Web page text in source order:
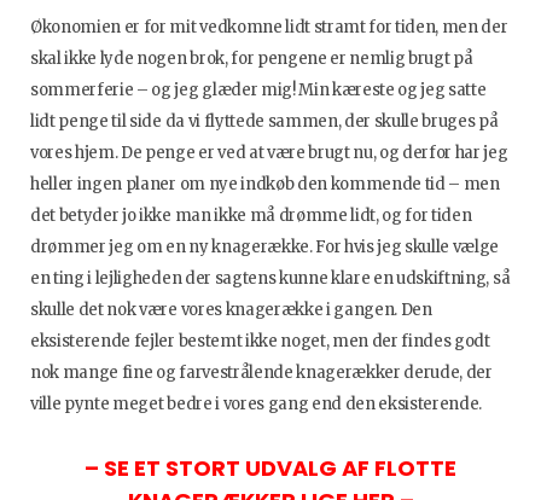
Økonomien er for mit vedkomne lidt stramt for tiden, men der
skal ikke lyde nogen brok, for pengene er nemlig brugt på
sommerferie – og jeg glæder mig! Min kæreste og jeg satte
lidt penge til side da vi flyttede sammen, der skulle bruges på
vores hjem. De penge er ved at være brugt nu, og derfor har jeg
heller ingen planer om nye indkøb den kommende tid – men
det betyder jo ikke man ikke må drømme lidt, og for tiden
drømmer jeg om en ny knagerække. For hvis jeg skulle vælge
en ting i lejligheden der sagtens kunne klare en udskiftning, så
skulle det nok være vores knagerække i gangen. Den
eksisterende fejler bestemt ikke noget, men der findes godt
nok mange fine og farvestrålende knagerækker derude, der
ville pynte meget bedre i vores gang end den eksisterende.
– SE ET STORT UDVALG AF FLOTTE